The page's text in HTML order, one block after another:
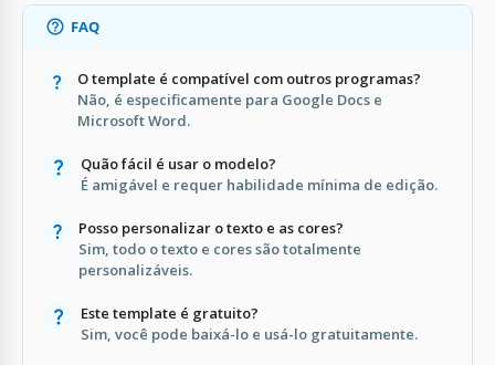
FAQ
O template é compatível com outros programas?
Não, é especificamente para Google Docs e
Microsoft Word.
Quão fácil é usar o modelo?
É amigável e requer habilidade mínima de edição.
Posso personalizar o texto e as cores?
Sim, todo o texto e cores são totalmente
personalizáveis.
Este template é gratuito?
Sim, você pode baixá-lo e usá-lo gratuitamente.